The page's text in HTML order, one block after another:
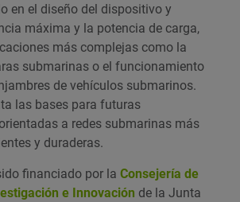
en el diseño del dispositivo y
máxima y la potencia de carga,
más complejas como la
submarinas o el funcionamiento
de vehículos submarinos.
las bases para futuras
a redes submarinas más
y duraderas.
financiado por la Consejería de
e Innovación de la Junta